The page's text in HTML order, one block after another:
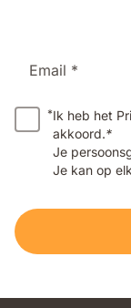
Email *
*Ik heb het
akkoord.*
Je
Je kan op